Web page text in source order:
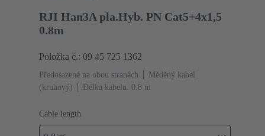
RJI Han3A pla.Hyb. PN Cat5+4x1,5
0.8m
Položka č.: 09 45 725 1362
Předosazené na obou stranách
Měděný kabel
(kruhový)
Délka kabelu: 0.8 m
Cable length